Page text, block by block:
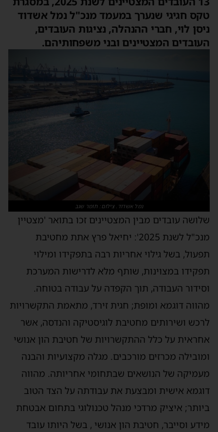
טקס חגיגי שנערך במעמד מנכ"ל נמל אשדוד
ניסן לוי, חברי ההנהלה, נציגות העובדים,
העובדים המצטיינים ובני משפחותיהם.
נמל אשדוד. צילום: תומר שגב
שלושה עובדים מבין המצטיינים זכו בתואר 'מצטיין
מנכ"ל לשנת 2025': יחיאל פרץ אתת מחטיבת
תפעול, בשל גילוי אחריות רבה בתפקידו ומילוי
תפקידו במצוינות, שותף מלא לדרישות המערכת
וסידור העבודה, תוך הקפדה על עבודה בטוחה.
מהווה דוגמא ומופת; חגית זירד, מתאמת התקשרויות
לרכש ושירותים מחטיבת לוגיסטיקה והנדסה, אשר
אחראית על כלל ההתקשרויות של חטיבת הון אנושי
ומובילה מכרזים מורכבים. מגלה מקצועיות והבנה
מעמיקה של הנושאים שבתחומי אחריותה. מהווה
דוגמא אישית ומבצעת את עבודתה על הצד הטוב
ביותר; איציק מרדכי מנהל טכנולוגי בתחום אבטחת
מידע וסייבר, חטיבת הון אנושי , בשל היותו עובד